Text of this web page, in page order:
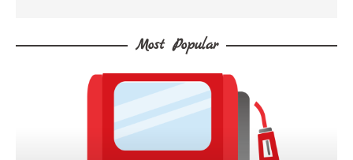
e l Most Popular